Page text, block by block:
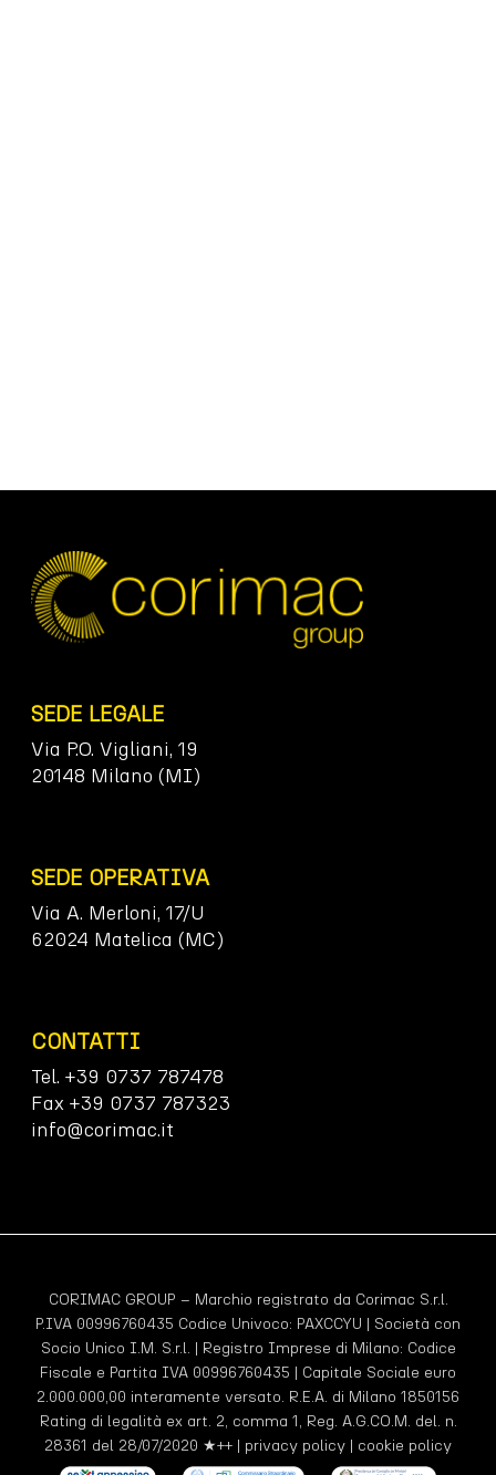
SEDE LEGALE
Via P.O. Vigliani, 19
20148 Milano (MI)
SEDE OPERATIVA
Via A. Merloni, 17/U
62024 Matelica (MC)
CONTATTI
Tel. +39 0737 787478
Fax +39 0737 787323
info@corimac.it
CORIMAC GROUP – Marchio registrato da Corimac S.r.l.
P.IVA 00996760435 Codice Univoco: PAXCCYU | Società con
Socio Unico I.M. S.r.l. | Registro Imprese di Milano: Codice
Fiscale e Partita IVA 00996760435 | Capitale Sociale euro
2.000.000,00 interamente versato. R.E.A. di Milano 1850156
Rating di legalità ex art. 2, comma 1, Reg. A.G.CO.M. del. n.
28361 del 28/07/2020 ★++ | privacy policy | cookie policy